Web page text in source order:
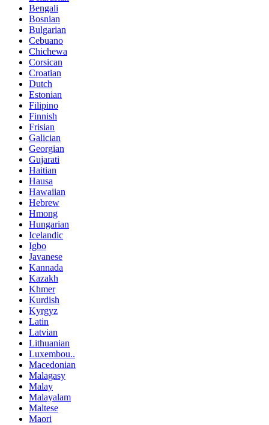
Bengali
Bosnian
Bulgarian
Cebuano
Chichewa
Corsican
Croatian
Dutch
Estonian
Filipino
Finnish
Frisian
Galician
Georgian
Gujarati
Haitian
Hausa
Hawaiian
Hebrew
Hmong
Hungarian
Icelandic
Igbo
Javanese
Kannada
Kazakh
Khmer
Kurdish
Kyrgyz
Latin
Latvian
Lithuanian
Luxembou..
Macedonian
Malagasy
Malay
Malayalam
Maltese
Maori